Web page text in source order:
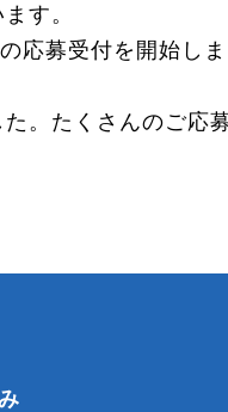
す。
応募受付を開始し
。たくさんのご応